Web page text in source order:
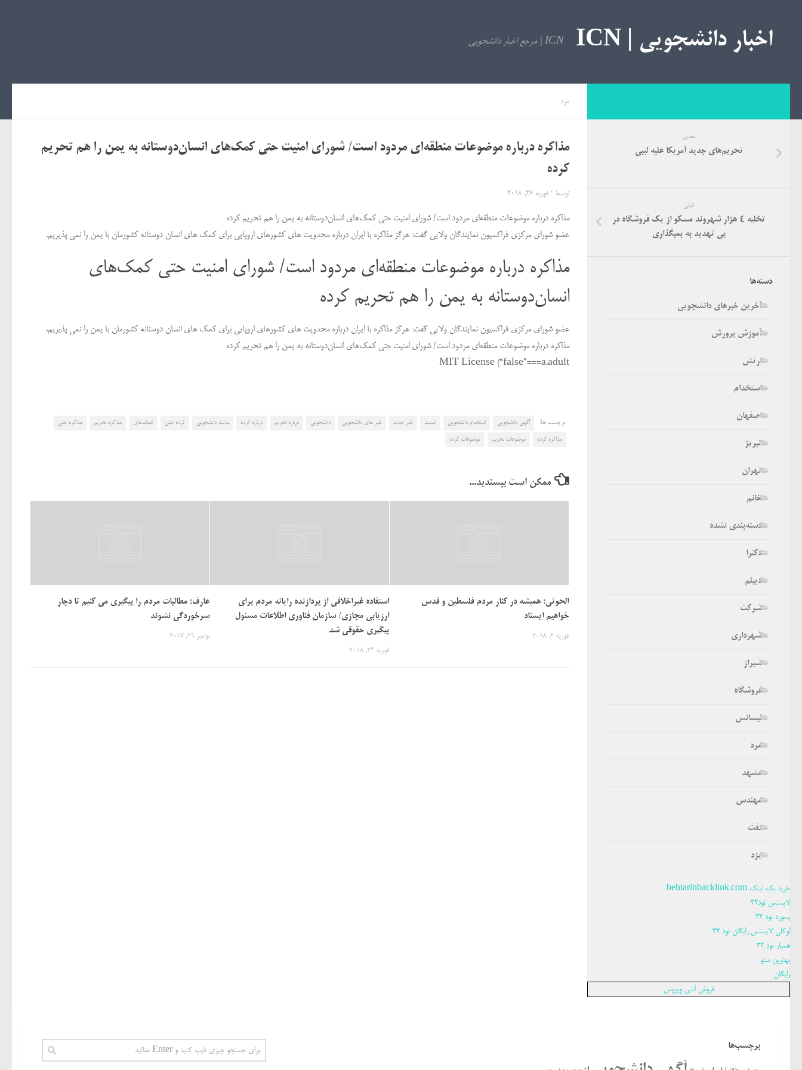
اخبار دانشجویی | ICN ICN | مرجع اخبار دانشجویی
مرد
مذاکره درباره موضوعات منطقه‌ای مردود است/ شورای امنیت حتی کمک‌های انسان‌دوستانه به یمن را هم تحریم
کرده
توسط · فوریه 26, 2018
مذاکره درباره موضوعات منطقه‌ای مردود است/ شورای امنیت حتی کمک‌های انسان‌دوستانه به یمن را هم تحریم کرده
عضو شورای مرکزی فراکسیون نمایندگان ولایی گفت: هرگز مذاکره با ایران درباره محدویت های کشورهای اروپایی برای کمک های انسان دوستانه کشورمان با یمن را نمی پذیریم.
مذاکره درباره موضوعات منطقه‌ای مردود است/ شورای امنیت حتی کمک‌های
انسان‌دوستانه به یمن را هم تحریم کرده
عضو شورای مرکزی فراکسیون نمایندگان ولایی گفت: هرگز مذاکره با ایران درباره محدویت های کشورهای اروپایی برای کمک های انسان دوستانه کشورمان با یمن را نمی پذیریم.
مذاکره درباره موضوعات منطقه‌ای مردود است/ شورای امنیت حتی کمک‌های انسان‌دوستانه به یمن را هم تحریم کرده
MIT License (“false”===a.adult
برچسب ها: آگهی دانشجویی استخدام دانشجویی امنیت خبر جدید خبر های دانشجویی دانشجویی درباره تحریم درباره کرده سایت دانشجویی کرده حتی کمک‌های مذاکره تحریم مذاکره حتی
مذاکره کرده موضوعات تحریم موضوعات کرده
ممکن است بپسندید...
الحوثی: همیشه در کنار مردم فلسطین و قدس
خواهیم ایستاد
فوریه 2, 2018
استفاده غیراخلاقی از پردازنده رایانه مردم برای
ارزیابی مجازی/ سازمان فناوری اطلاعات مسئول
پیگیری حقوقی شد
فوریه 23, 2018
عارف: مطالبات مردم را پیگیری می کنیم تا دچار
سرخوردگی نشوند
نوامبر 29, 2017
بعدی
تحریم‌های جدید آمریکا علیه لیبی
قبلی
تخلیه ۴ هزار شهروند مسکو از یک فروشگاه در
پی تهدید به بمبگذاری
دسته‌ها
آخرین خبرهای دانشجویی
آموزش پرورش
ارتش
استخدام
اصفهان
تبریز
تهران
خانم
دسته‌بندی نشده
دکترا
دیپلم
شرکت
شهرداری
شیراز
فروشگاه
لیسانس
مرد
مشهد
مهندس
نفت
یزد
خرید بک لینک behtarinbacklink.com
لایسنس نود32
پسورد نود 32
اوکلی لایسنس رایگان نود 32
همیار نود 32
بهترین سئو
رایگان
فروش آنتی ویروس
برچسب‌ها